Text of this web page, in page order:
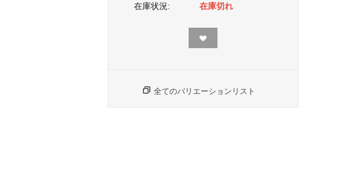
在庫状況:
在庫切れ
全てのバリエーションリスト